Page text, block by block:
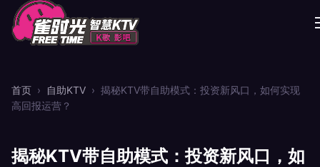
首页 › 自助KTV › 揭秘KTV带自助模式：投资新风口，如何实现
高回报运营？
揭秘KTV带自助模式：投资新风口，如